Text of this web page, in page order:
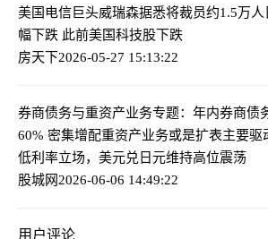
美国电信巨头威瑞森据悉将裁员约1.5万人
幅下跌 此前美国科技股下跌
房天下2026-05-27 15:13:22
券商债务与重资产业务专题：年内券商债
60% 密集增配重资产业务或是扩表主要驱
低利率立场，美元兑日元维持高位震荡
股城网2026-06-06 14:49:22
用户评论